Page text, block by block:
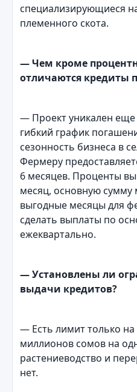
специализирующиеся
племенного скота.
— Чем кроме
отличаются кредиты
— Проект уникален еще
гибкий график
сезонность бизнеса в
Фермеру
6 месяцев. Проценты
месяц, основную
выгодные месяцы для
сделать выплаты по
ежеквартально.
— Установлены ли
выдачи кредитов?
— Есть лимит только
миллионов сомов на
растениеводство и
нет.